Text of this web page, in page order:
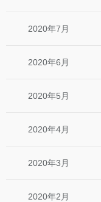
2020年7月
2020年6月
2020年5月
2020年4月
2020年3月
2020年2月